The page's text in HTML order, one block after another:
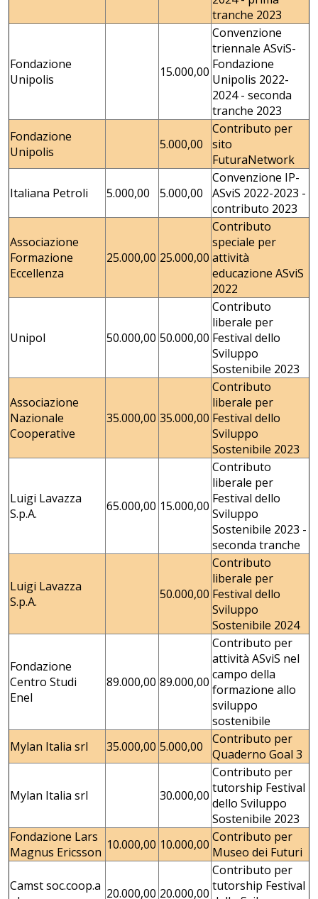
tranche 2023
Fondazione
Unipolis
15.000,00
Convenzione
triennale ASviS-
Fondazione
Unipolis 2022-
2024 - seconda
tranche 2023
Fondazione
Unipolis
5.000,00
Contributo per
sito
FuturaNetwork
Italiana Petroli 5.000,00 5.000,00
Convenzione IP-
ASviS 2022-2023 -
contributo 2023
Associazione
Formazione
Eccellenza
25.000,00 25.000,00
Contributo
speciale per
attività
educazione ASviS
2022
Unipol 50.000,00 50.000,00
Contributo
liberale per
Festival dello
Sviluppo
Sostenibile 2023
Associazione
Nazionale
Cooperative
35.000,00 35.000,00
Contributo
liberale per
Festival dello
Sviluppo
Sostenibile 2023
Luigi Lavazza
S.p.A.
65.000,00 15.000,00
Contributo
liberale per
Festival dello
Sviluppo
Sostenibile 2023 -
seconda tranche
Luigi Lavazza
S.p.A.
50.000,00
Contributo
liberale per
Festival dello
Sviluppo
Sostenibile 2024
Fondazione
Centro Studi
Enel
89.000,00 89.000,00
Contributo per
attività ASviS nel
campo della
formazione allo
sviluppo
sostenibile
Mylan Italia srl
35.000,00 5.000,00
Contributo per
Quaderno Goal 3
Mylan Italia srl 30.000,00
Contributo per
tutorship Festival
dello Sviluppo
Sostenibile 2023
Fondazione Lars
Magnus Ericsson 10.000,00 10.000,00 Contributo per
Museo dei Futuri
Camst soc.coop.a 20.000,00 20.000,00
Contributo per
tutorship Festival